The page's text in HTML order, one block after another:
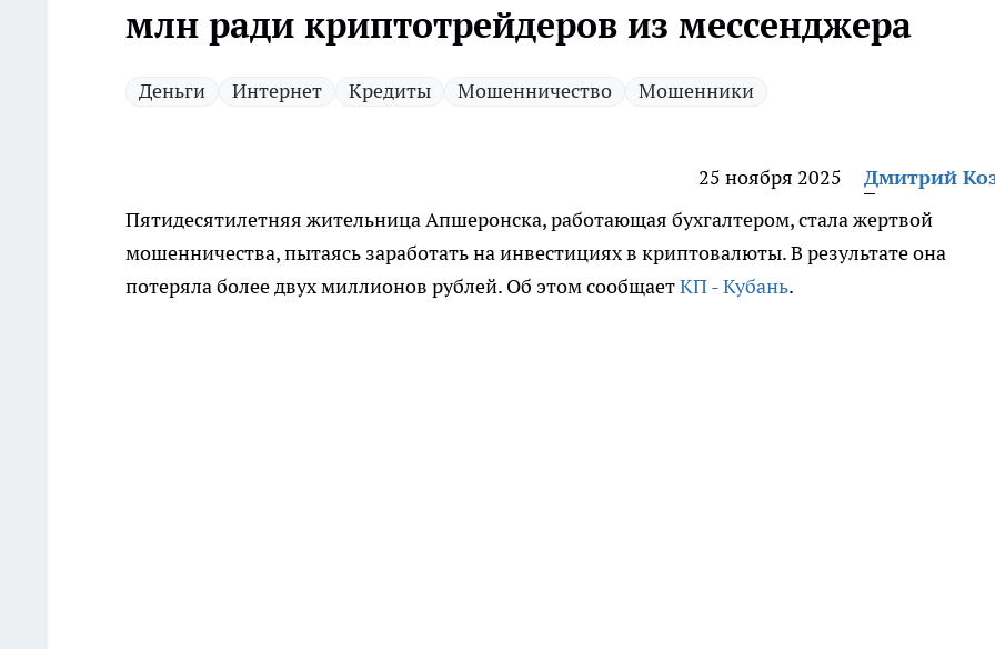
млн ради криптотрейдеров из мессенджера
Деньги Интернет Кредиты Мошенничество Мошенники
25 ноября 2025
Дмитрий
Пятидесятилетняя жительница Апшеронска, работающая бухгалтером, стала жертвой
мошенничества, пытаясь заработать на инвестициях в криптовалюты. В результате она
потеряла более двух миллионов рублей. Об этом сообщаетКП - Кубань.